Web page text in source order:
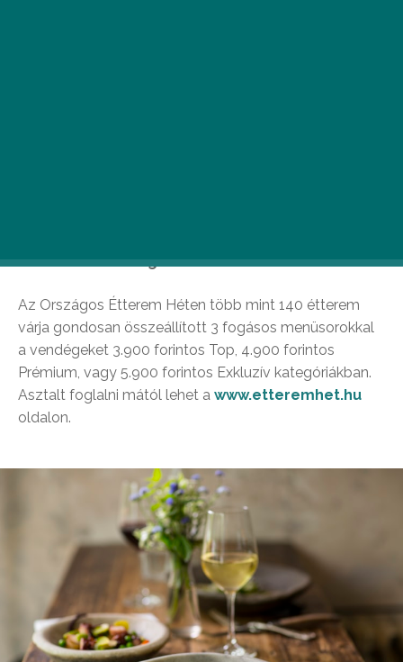
érdeklődők országszerte.
Az Országos Étterem Héten több mint 140 étterem
várja gondosan összeállított 3 fogásos menüsorokkal
a vendégeket 3.900 forintos Top, 4.900 forintos
Prémium, vagy 5.900 forintos Exkluzív kategóriákban.
Asztalt foglalni mától lehet a www.etteremhet.hu
oldalon.